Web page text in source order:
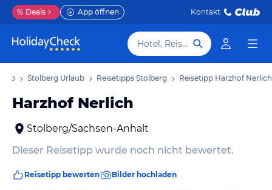
% Deals App öffnen Kontakt
Hotel, Reiseziel
Stolberg Urlaub Reisetipps Stolberg Reisetipp Harzhof Nerlich
Harzhof Nerlich
Stolberg/Sachsen-Anhalt
Dieser Reisetipp wurde noch nicht bewertet.
Reisetipp bewerten Bilder hochladen